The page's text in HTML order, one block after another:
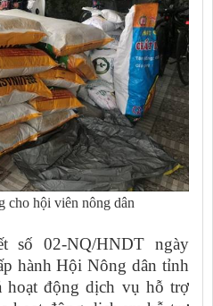
cho hội viên nông dân
số 02-NQ/HNDT ngày
hành Hội Nông dân tỉnh
hoạt động dịch vụ hỗ trợ